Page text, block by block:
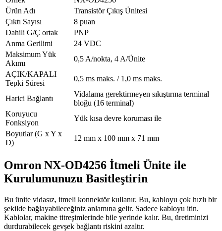
Ürün Adı
Transistör Çıkış Ünitesi
Çıktı Sayısı
8 puan
Dahili G/Ç ortak
PNP
Anma Gerilimi
24 VDC
Maksimum Yük
Akımı
0,5 A/nokta, 4 A/Ünite
AÇIK/KAPALI
Tepki Süresi
0,5 ms maks. / 1,0 ms maks.
Harici Bağlantı
Vidalama gerektirmeyen sıkıştırma terminal
bloğu (16 terminal)
Koruyucu
Fonksiyon
Yük kısa devre koruması ile
Boyutlar (G x Y x
D)
12 mm x 100 mm x 71 mm
Omron NX-OD4256 İtmeli Ünite ile
Kurulumunuzu Basitleştirin
Bu ünite vidasız, itmeli konnektör kullanır. Bu, kabloyu çok hızlı bir
şekilde bağlayabileceğiniz anlamına gelir. Sadece kabloyu itin.
Kablolar, makine titreşimlerinde bile yerinde kalır. Bu, üretiminizi
durdurabilecek gevşek bağlantı riskini azaltır.